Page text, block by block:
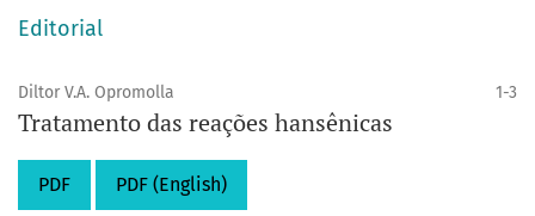
Editorial
Diltor V.A. Opromolla 1-3
Tratamento das reações hansênicas
PDF
PDF (English)